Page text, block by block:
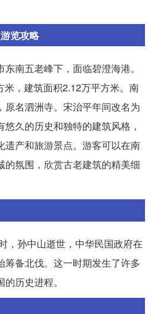
览攻略
东南五老峰下，面临碧澄海港。
米，建筑面积2.12万平方米。南
原名泗洲寺。宋治平年间改名为
久的历史和独特的建筑风格，
遗产和旅游景点。游客可以在南
的氛围，欣赏古老建筑的精美细
，孙中山逝世，中华民国政府在
筹备北伐。这一时期发生了许多
历史进程。